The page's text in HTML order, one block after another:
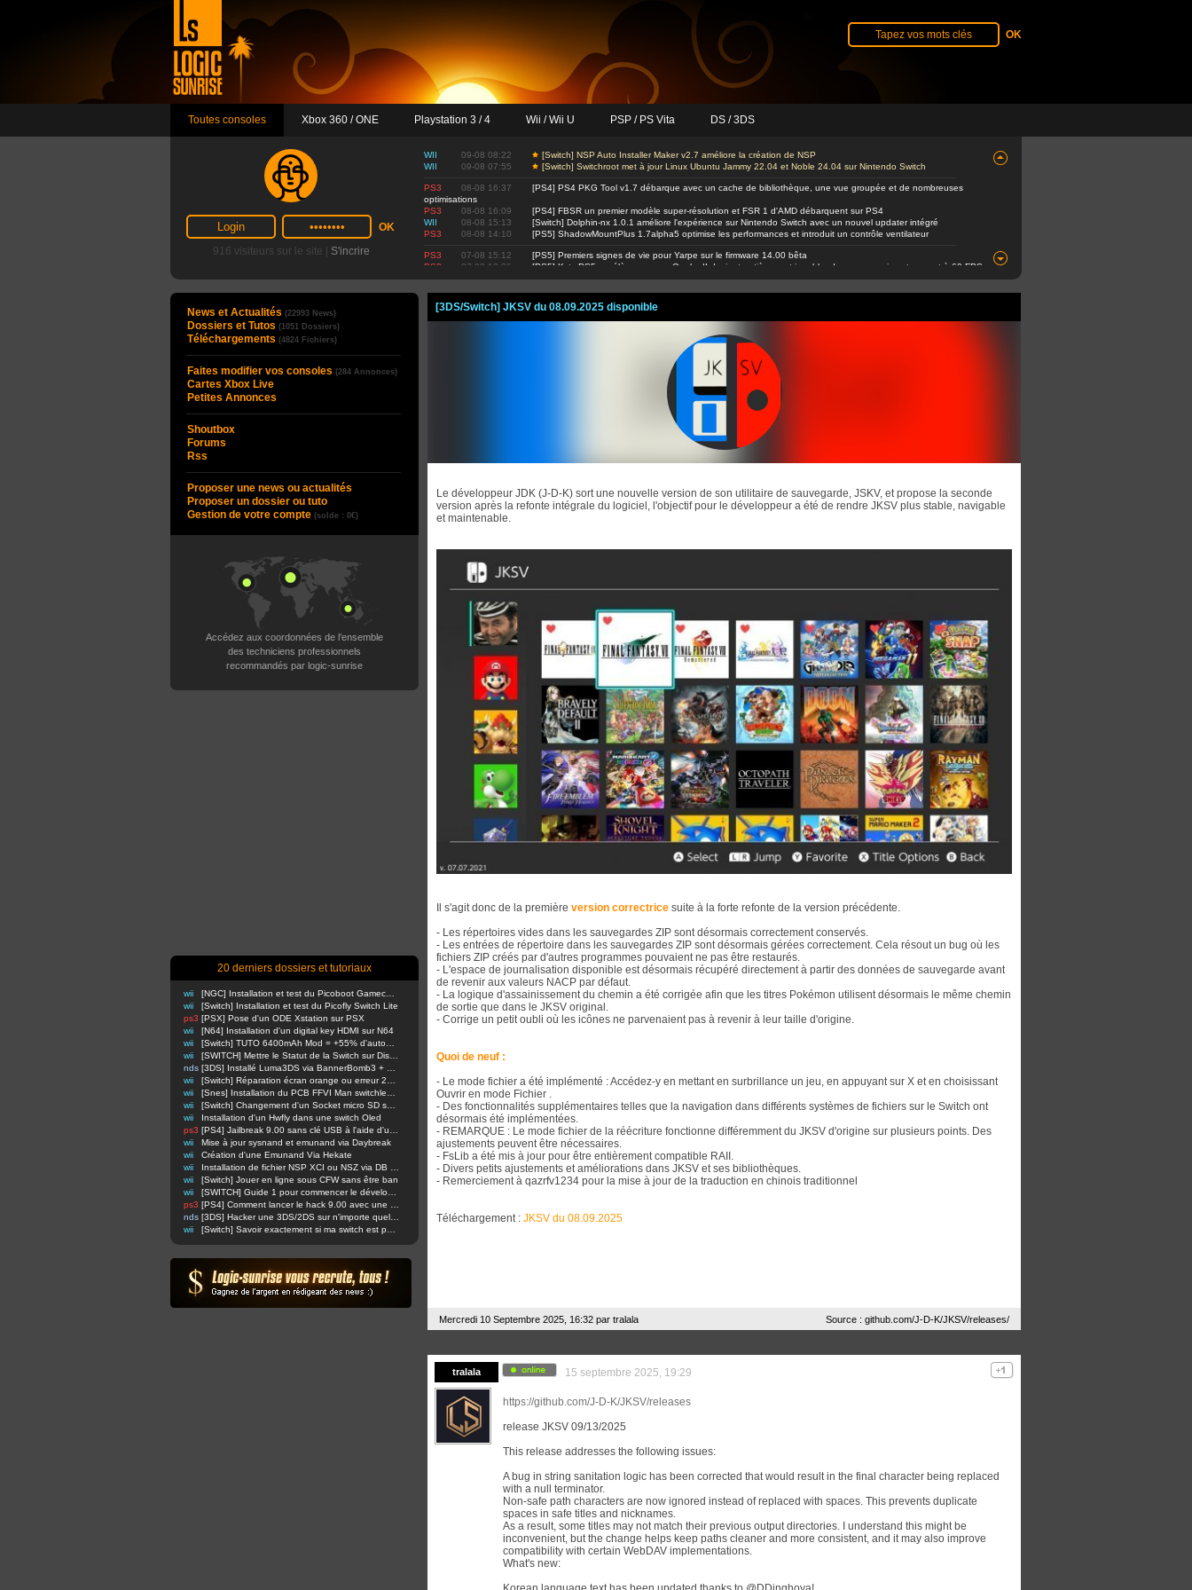
Toutes consoles Xbox 360 / ONE Playstation 3 / 4 Wii / Wii U PSP / PS Vita DS / 3DS
916 visiteurs sur le site | S'incrire
WII 09-08 08:22
[Switch] NSP Auto Installer Maker v2.7 améliore la création de NSP
WII
09-08 07:55 [Switch] Switchroot met à jour Linux Ubuntu Jammy 22.04 et Noble 24.04 sur Nintendo Switch
PS3 08-08 16:37
[PS4] PS4 PKG Tool v1.7 débarque avec un cache de bibliothèque, une vue groupée et de nombreuses
optimisations
PS3
08-08 16:09
[PS4] FBSR un premier modèle super-résolution et FSR 1 d'AMD débarquent sur PS4
WII
08-08 15:13
[Switch] Dolphin-nx 1.0.1 améliore l'expérience sur Nintendo Switch avec un nouvel updater intégré
PS3
08-08 14:10 [PS5] ShadowMountPlus 1.7alpha5 optimise les performances et introduit un contrôle ventilateur
PS3 07-08 15:12
[PS5] Premiers signes de vie pour Yarpe sur le firmware 14.00 bêta
PS3
07-08 12:36 [PS5] Kyty PS5 accélère encore : Quake II devient entièrement jouable, de nouveaux jeux tournent à 60 FPS
News et Actualités (22993 News)
Dossiers et Tutos (1051 Dossiers)
Téléchargements (4824 Fichiers)
Faites modifier vos consoles (284 Annonces)
Cartes Xbox Live
Petites Annonces
Shoutbox
Forums
Rss
Proposer une news ou actualités
Proposer un dossier ou tuto
Gestion de votre compte (solde : 0€)
Accédez aux coordonnées de l’ensemble
des techniciens professionnels
recommandés par logic-sunrise
20 derniers dossiers et tutoriaux
wii
wii
[Switch] Installation et test du Picofly Switch Lite
ps3 [PSX] Pose d'un ODE Xstation sur PSX
wii
[N64] Installation d'un digital key HDMI sur N64
wii
wii
nds
wii
wii
wii
wii
Installation d'un Hwfly dans une switch Oled
ps3
wii
Mise à jour sysnand et emunand via Daybreak
wii
Création d'une Emunand Via Hekate
wii
wii
[Switch] Jouer en ligne sous CFW sans être ban
wii
ps3
nds
wii
[3DS/Switch] JKSV du 08.09.2025 disponible
Le développeur JDK (J-D-K) sort une nouvelle version de son utilitaire de sauvegarde, JSKV, et propose la seconde
version après la refonte intégrale du logiciel, l'objectif pour le développeur a été de rendre JKSV plus stable, navigable
et maintenable.
Il s'agit donc de la première version correctrice suite à la forte refonte de la version précédente.
- Les répertoires vides dans les sauvegardes ZIP sont désormais correctement conservés.
- Les entrées de répertoire dans les sauvegardes ZIP sont désormais gérées correctement. Cela résout un bug où les
fichiers ZIP créés par d'autres programmes pouvaient ne pas être restaurés.
- L'espace de journalisation disponible est désormais récupéré directement à partir des données de sauvegarde avant
de revenir aux valeurs NACP par défaut.
- La logique d'assainissement du chemin a été corrigée afin que les titres Pokémon utilisent désormais le même chemin
de sortie que dans le JKSV original.
- Corrige un petit oubli où les icônes ne parvenaient pas à revenir à leur taille d'origine.
Quoi de neuf :
- Le mode fichier a été implémenté : Accédez-y en mettant en surbrillance un jeu, en appuyant sur X et en choisissant
Ouvrir en mode Fichier .
- Des fonctionnalités supplémentaires telles que la navigation dans différents systèmes de fichiers sur le Switch ont
désormais été implémentées.
- REMARQUE : Le mode fichier de la réécriture fonctionne différemment du JKSV d'origine sur plusieurs points. Des
ajustements peuvent être nécessaires.
- FsLib a été mis à jour pour être entièrement compatible RAII.
- Divers petits ajustements et améliorations dans JKSV et ses bibliothèques.
- Remerciement à qazrfv1234 pour la mise à jour de la traduction en chinois traditionnel
Téléchargement : JKSV du 08.09.2025
Mercredi 10 Septembre 2025, 16:32 par tralala Source : github.com/J-D-K/JKSV/releases/
tralala 15 septembre 2025, 19:29
https://github.com/J-D-K/JKSV/releases
release JKSV 09/13/2025
This release addresses the following issues:
A bug in string sanitation logic has been corrected that would result in the final character being replaced
with a null terminator.
Non-safe path characters are now ignored instead of replaced with spaces. This prevents duplicate
spaces in safe titles and nicknames.
As a result, some titles may not match their previous output directories. I understand this might be
inconvenient, but the change helps keep paths cleaner and more consistent, and it may also improve
compatibility with certain WebDAV implementations.
What's new: